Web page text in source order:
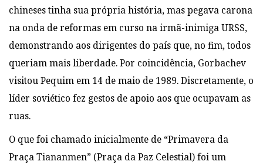
chineses tinha sua própria história, mas pegava carona
na onda de reformas em curso na irmã-inimiga URSS,
demonstrando aos dirigentes do país que, no fim, todos
queriam mais liberdade. Por coincidência, Gorbachev
visitou Pequim em 14 de maio de 1989. Discretamente, o
líder soviético fez gestos de apoio aos que ocupavam as
ruas.
O que foi chamado inicialmente de “Primavera da
Praça Tiananmen” (Praça da Paz Celestial) foi um